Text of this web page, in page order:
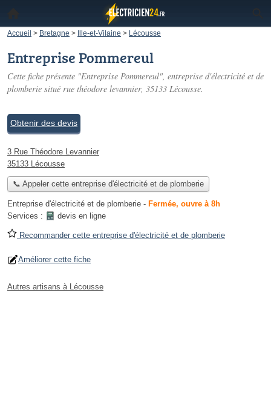
Accueil > Bretagne > Ille-et-Vilaine > Lécousse
Entreprise Pommereul
Cette fiche présente "Entreprise Pommereul", entreprise d'électricité et de
plomberie situé rue théodore levannier, 35133 Lécousse.
Obtenir des devis
3 Rue Théodore Levannier
35133 Lécousse
📞 Appeler cette entreprise d'électricité et de plomberie
Entreprise d'électricité et de plomberie - Fermée, ouvre à 8h
Services :
devis en ligne
Recommander cette entreprise d'électricité et de plomberie
Améliorer cette fiche
Autres artisans à Lécousse